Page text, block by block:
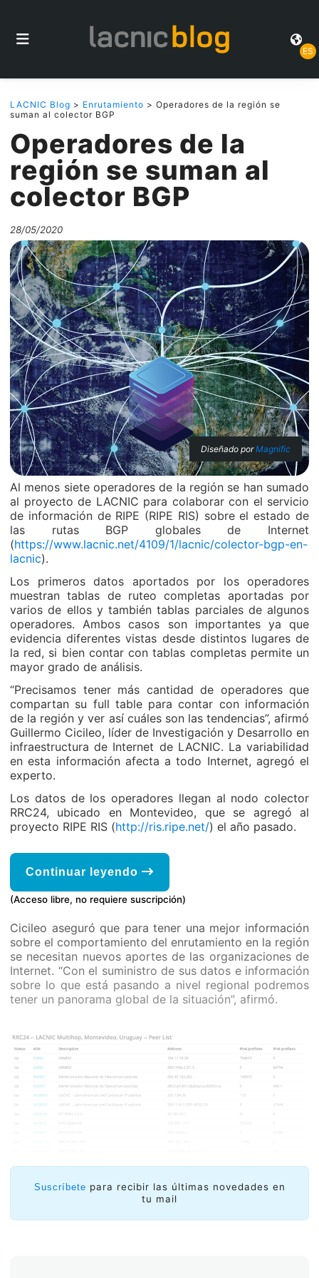
ES
LACNIC Blog > Enrutamiento > Operadores de la región se
suman al colector BGP
Operadores de la
región se suman al
colector BGP
28/05/2020
Diseñado porMagnific
Al menos siete operadores de la región se han sumado
al proyecto de LACNIC para colaborar con el servicio
de información de RIPE (RIPE RIS) sobre el estado de
las rutas BGP globales de Internet
(https://www.lacnic.net/4109/1/lacnic/colector-bgp-en-
lacnic).
Los primeros datos aportados por los operadores
muestran tablas de ruteo completas aportadas por
varios de ellos y también tablas parciales de algunos
operadores. Ambos casos son importantes ya que
evidencia diferentes vistas desde distintos lugares de
la red, si bien contar con tablas completas permite un
mayor grado de análisis.
“Precisamos tener más cantidad de operadores que
compartan su full table para contar con información
de la región y ver así cuáles son las tendencias”, afirmó
Guillermo Cicileo, líder de Investigación y Desarrollo en
infraestructura de Internet de LACNIC. La variabilidad
en esta información afecta a todo Internet, agregó el
experto.
Los datos de los operadores llegan al nodo colector
RRC24, ubicado en Montevideo, que se agregó al
proyecto RIPE RIS (http://ris.ripe.net/) el año pasado.
Continuar leyendo
(Acceso libre, no requiere suscripción)
Cicileo aseguró que para tener una mejor información
sobre el comportamiento del enrutamiento en la región
se necesitan nuevos aportes de las organizaciones de
Internet. “Con el suministro de sus datos e información
sobre lo que está pasando a nivel regional podremos
tener un panorama global de la situación”, afirmó.
Suscríbete para recibir las últimas novedades en
tu mail